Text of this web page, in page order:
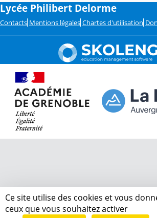
Lycée Philibert Delorme
Contacts Mentions légales Chartes d'utilisation
Ce site utilise des cookies et vous
ceux que vous souhaitez activer